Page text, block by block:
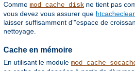
Comme mod_cache_disk ne tient pas
vous devez vous assurer que
laisser suffisamment d'"espace de
nettoyage.
Cache en mémoire
En utilisant le module